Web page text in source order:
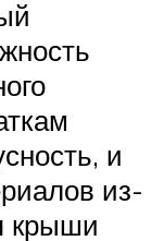
и
из-
крыши